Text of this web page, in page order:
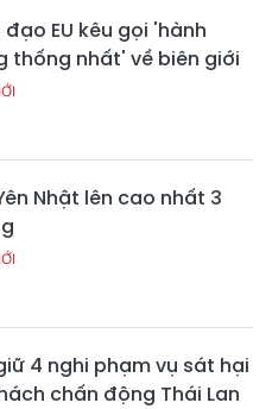
đạo EU kêu gọi 'hành
thống nhất' về biên giới
Nhật lên cao nhất 3
4 nghi phạm vụ sát hại
chấn động Thái Lan